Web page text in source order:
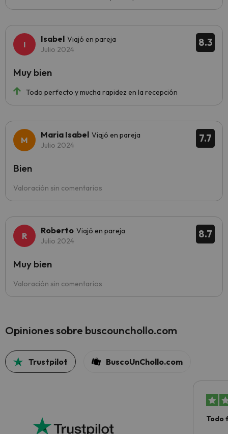
8.3
Isabel Viajó en pareja
Julio 2024
Todo perfecto y mucha rapidez en la recepción
Muy bien
7.7
Maria Isabel Viajó en pareja
Julio 2024
Valoración sin comentarios
Bien
8.7
Roberto Viajó en pareja
Julio 2024
Valoración sin comentarios
Muy bien
Opiniones sobre buscounchollo.com
Trustpilot BuscoUnChollo.com
Todo